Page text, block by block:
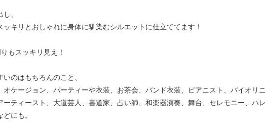
、
キリとおしゃれに身体に馴染むシルエットに仕立ててます！
もスッキリ見え！
のはもちろんのこと、
ケージョン、パーティーや衣装、お茶会、バンド衣装、ピアニスト、バイオリ
ーティースト、大道芸人、書道家、占い師、和楽器演奏、舞台、セレモニー、ハ
にも。